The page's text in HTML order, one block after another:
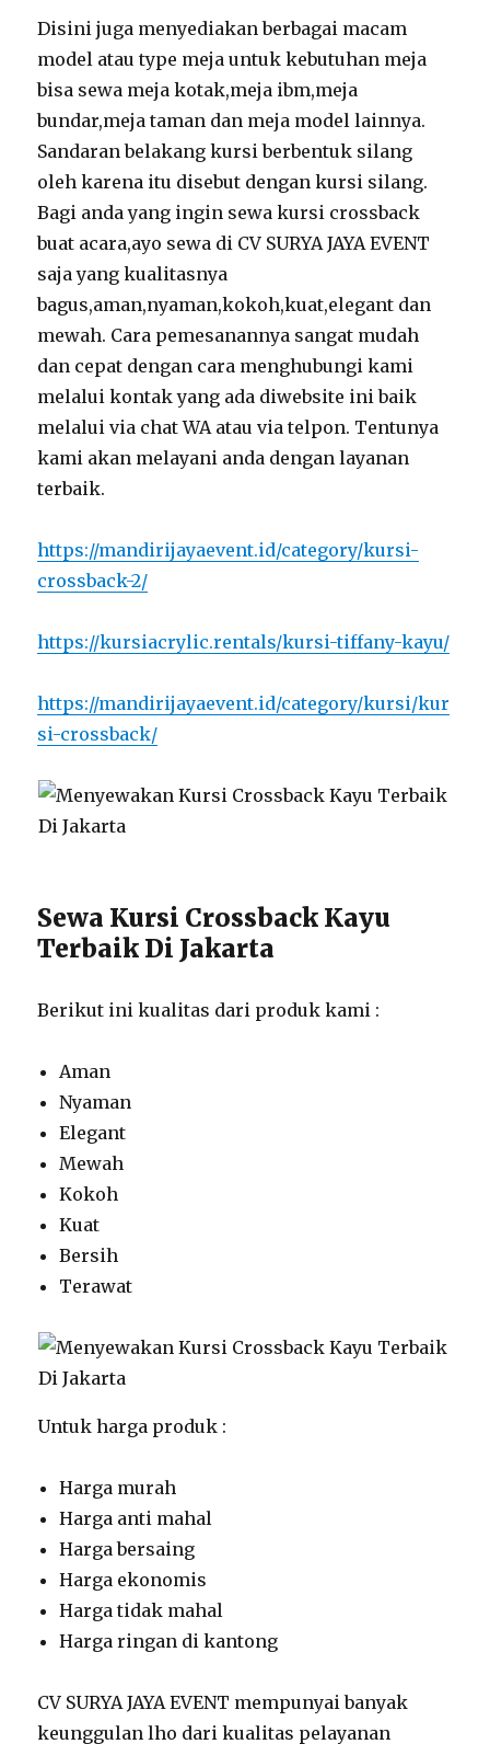
Disini juga menyediakan berbagai macam
model atau type meja untuk kebutuhan meja
bisa sewa meja kotak,meja ibm,meja
bundar,meja taman dan meja model lainnya.
Sandaran belakang kursi berbentuk silang
oleh karena itu disebut dengan kursi silang.
Bagi anda yang ingin sewa kursi crossback
buat acara,ayo sewa di CV SURYA JAYA EVENT
saja yang kualitasnya
bagus,aman,nyaman,kokoh,kuat,elegant dan
mewah. Cara pemesanannya sangat mudah
dan cepat dengan cara menghubungi kami
melalui kontak yang ada diwebsite ini baik
melalui via chat WA atau via telpon. Tentunya
kami akan melayani anda dengan layanan
terbaik.
https://mandirijayaevent.id/category/kursi-
crossback-2/
https://kursiacrylic.rentals/kursi-tiffany-kayu/
https://mandirijayaevent.id/category/kursi/kur
si-crossback/
Sewa Kursi Crossback Kayu
Terbaik Di Jakarta
Berikut ini kualitas dari produk kami :
Aman
Nyaman
Elegant
Mewah
Kokoh
Kuat
Bersih
Terawat
Untuk harga produk :
Harga murah
Harga anti mahal
Harga bersaing
Harga ekonomis
Harga tidak mahal
Harga ringan di kantong
CV SURYA JAYA EVENT mempunyai banyak
keunggulan lho dari kualitas pelayanan